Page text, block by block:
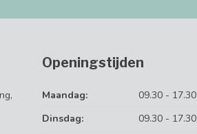
Openingstijden
Maandag:
09.30 - 17.30
Dinsdag:
09.30 - 17.30